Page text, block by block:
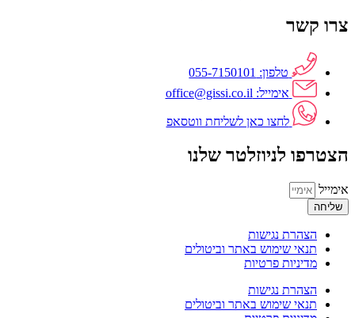
צרו קשר
טלפון: 055-7150101
אימייל: office@gissi.co.il
לחצו כאן לשליחת ווטסאפ
הצטרפו לניוזלטר שלנו
אימייל
שליחה
הצהרת נגישות
תנאי שימוש באתר וביטולים
מדיניות פרטיות
הצהרת נגישות
תנאי שימוש באתר וביטולים